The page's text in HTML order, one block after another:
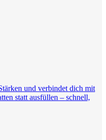
und verbindet dich mit
statt ausfüllen – schnell,